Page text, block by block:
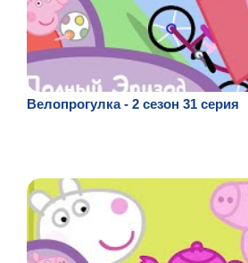
Велопрогулка - 2 сезон 31 серия